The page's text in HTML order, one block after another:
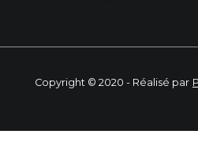
Copyright © 2020 - Réalisé par